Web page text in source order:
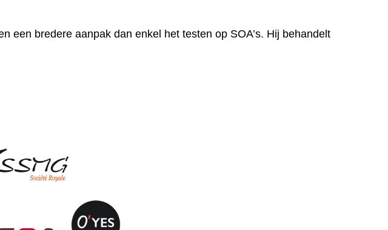
een bredere aanpak dan enkel het testen op SOA’s. Hij behandelt